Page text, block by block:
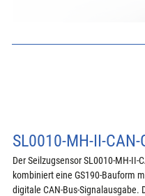
SL0010-MH-II-CAN-
Der Seilzugsensor SL0010-MH-II-
kombiniert eine GS190-Bauform
digitale CAN-Bus-Signalausgabe.